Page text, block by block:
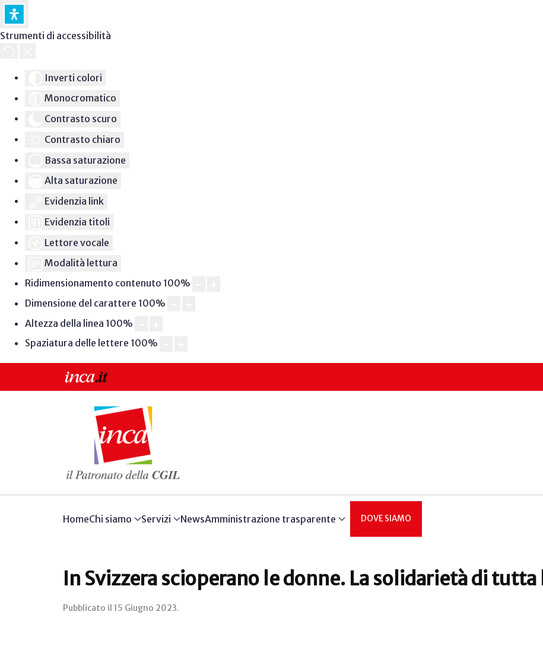
Strumenti di accessibilità
Inverti colori
Monocromatico
Contrasto scuro
Contrasto chiaro
Bassa saturazione
Alta saturazione
Evidenzia link
Evidenzia titoli
Lettore vocale
Modalità lettura
Ridimensionamento contenuto 100%
Dimensione del carattere 100%
Altezza della linea 100%
Spaziatura delle lettere 100%
HomeChi siamo Servizi NewsAmministrazione trasparente DOVE SIAMO
In Svizzera scioperano le donne. La solidarietà di tutta
Pubblicato il 15 Giugno 2023.